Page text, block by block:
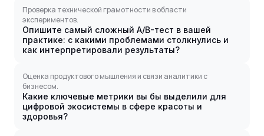
Проверка технической грамотности в области
экспериментов.
Опишите самый сложный A/B-тест в вашей
практике: с какими проблемами столкнулись и
как интерпретировали результаты?
Оценка продуктового мышления и связи аналитики с
бизнесом.
Какие ключевые метрики вы бы выделили для
цифровой экосистемы в сфере красоты и
здоровья?